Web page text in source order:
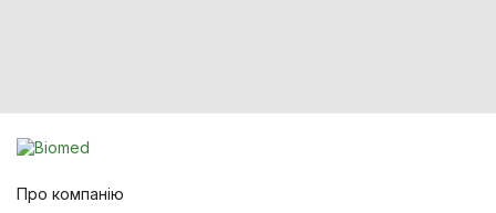
Про компанію